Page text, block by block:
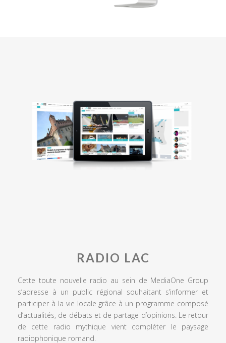
RADIO LAC
Cette toute nouvelle radio au sein de MediaOne Group
s’adresse à un public régional souhaitant s’informer et
participer à la vie locale grâce à un programme composé
d’actualités, de débats et de partage d’opinions. Le retour
de cette radio mythique vient compléter le paysage
radiophonique romand.